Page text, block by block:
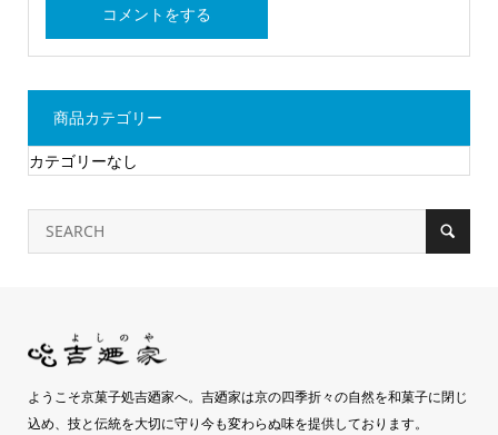
商品カテゴリー
カテゴリーなし
ようこそ京菓子処吉廼家へ。吉廼家は京の四季折々の自然を和菓子に閉じ
込め、技と伝統を大切に守り今も変わらぬ味を提供しております。